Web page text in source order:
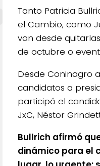
Tanto Patricia
el Cambio, como
van desde
de octubre o
Desde Coninagro
candidatos a
participó el
JxC, Néstor
Bullrich afirmó
dinámico para el